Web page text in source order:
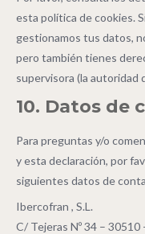
esta política de cookies.
gestionamos tus datos,
pero también tienes
supervisora (la autoridad
10. Datos de
Para preguntas y/o
y esta declaración, por
siguientes datos de
Ibercofran , S.L.
C/ Tejeras Nº 34 – 30510